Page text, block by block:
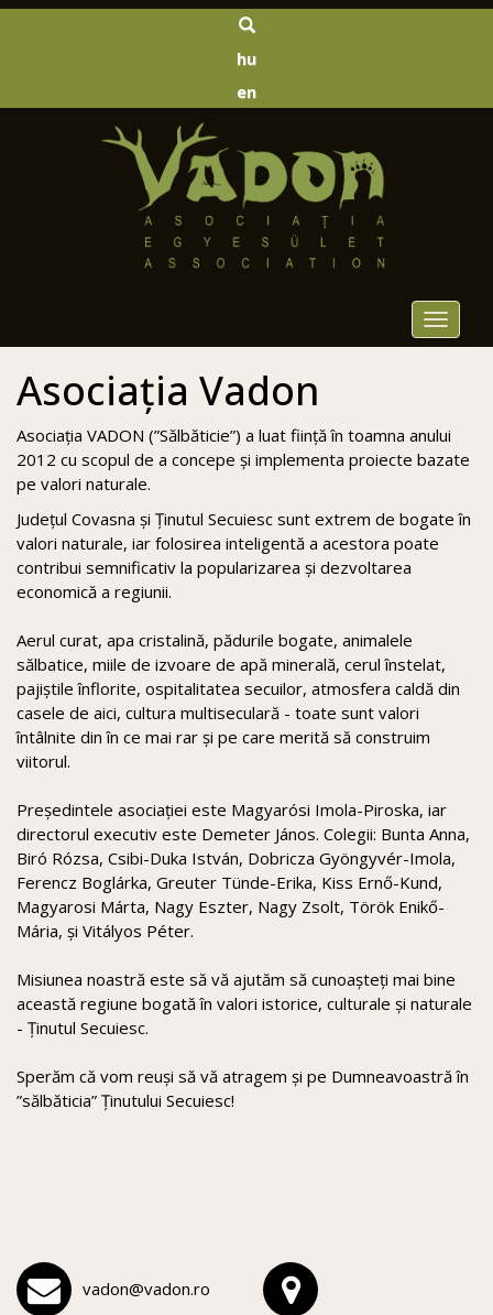
hu
en
Toggle
Asociația Vadon
Asociația VADON (”Sălbăticie”) a luat ființă în toamna anului
2012 cu scopul de a concepe și implementa proiecte bazate
pe valori naturale.
Județul Covasna și Ținutul Secuiesc sunt extrem de bogate în
valori naturale, iar folosirea inteligentă a acestora poate
contribui semnificativ la popularizarea și dezvoltarea
economică a regiunii.
Aerul curat, apa cristalină, pădurile bogate, animalele
sălbatice, miile de izvoare de apă minerală, cerul înstelat,
pajiștile înflorite, ospitalitatea secuilor, atmosfera caldă din
casele de aici, cultura multiseculară - toate sunt valori
întâlnite din în ce mai rar și pe care merită să construim
viitorul.
Președintele asociației este Magyarósi Imola-Piroska, iar
directorul executiv este Demeter János. Colegii: Bunta Anna,
Biró Rózsa, Csibi-Duka István, Dobricza Gyöngyvér-Imola,
Ferencz Boglárka, Greuter Tünde-Erika, Kiss Ernő-Kund,
Magyarosi Márta, Nagy Eszter, Nagy Zsolt, Török Enikő-
Mária, și Vitályos Péter.
Misiunea noastră este să vă ajutăm să cunoașteți mai bine
această regiune bogată în valori istorice, culturale și naturale
- Ținutul Secuiesc.
Sperăm că vom reuși să vă atragem și pe Dumneavoastră în
”sălbăticia” Ținutului Secuiesc!
vadon@vadon.ro